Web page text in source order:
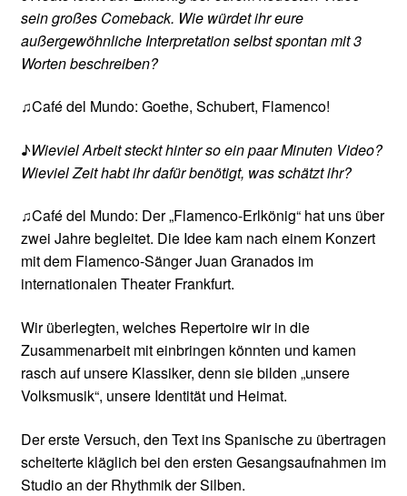
sein großes Comeback. Wie würdet ihr eure
außergewöhnliche Interpretation selbst spontan mit 3
Worten beschreiben?
♫Café del Mundo: Goethe, Schubert, Flamenco!
♪Wieviel Arbeit steckt hinter so ein paar Minuten Video?
Wieviel Zeit habt ihr dafür benötigt, was schätzt ihr?
♫Café del Mundo: Der „Flamenco-Erlkönig“ hat uns über
zwei Jahre begleitet. Die Idee kam nach einem Konzert
mit dem Flamenco-Sänger Juan Granados im
internationalen Theater Frankfurt.
Wir überlegten, welches Repertoire wir in die
Zusammenarbeit mit einbringen könnten und kamen
rasch auf unsere Klassiker, denn sie bilden „unsere
Volksmusik“, unsere Identität und Heimat.
Der erste Versuch, den Text ins Spanische zu übertragen
scheiterte kläglich bei den ersten Gesangsaufnahmen im
Studio an der Rhythmik der Silben.